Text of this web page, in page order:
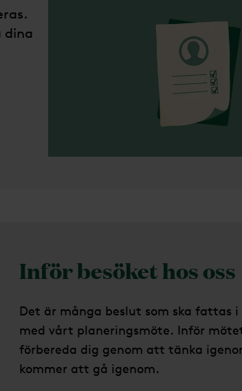
dina
Inför besöket hososs
Det är många beslut som ska fattas i
med vårt planeringsmöte. Inför
förbereda dig genom att tänka
kommer att gå igenom.